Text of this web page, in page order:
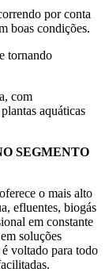
por conta
boas condições.
tornando
com
aquáticas
SEGMENTO
o mais alto
efluentes, biogás
em constante
soluções
voltado para todo